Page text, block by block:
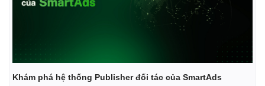
Khám phá hệ thống Publisher đối tác của SmartAds